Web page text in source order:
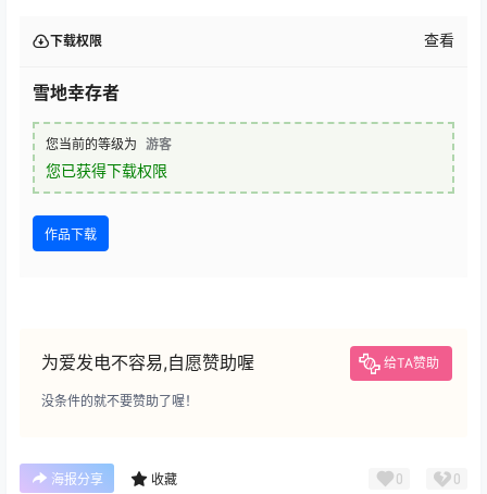
下载权限 查看
雪地幸存者
您当前的等级为 游客
您已获得下载权限
作品下载
为爱发电不容易,自愿赞助喔 给TA赞助
没条件的就不要赞助了喔！
海报分享 收藏 0 0